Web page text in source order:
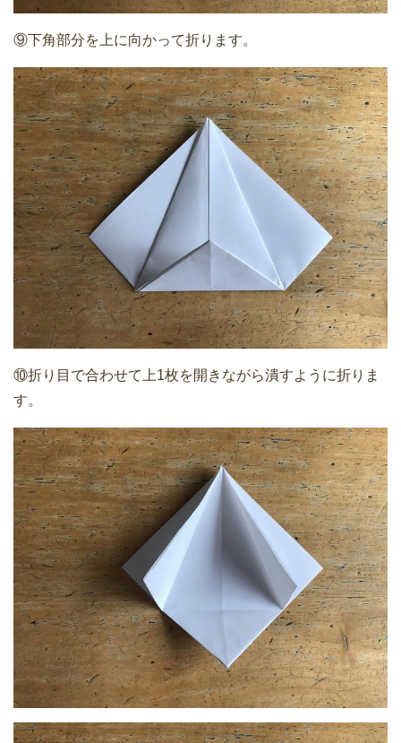
⑨下角部分を上に向かって折ります。
⑩折り目で合わせて上1枚を開きながら潰すように折りま
す。